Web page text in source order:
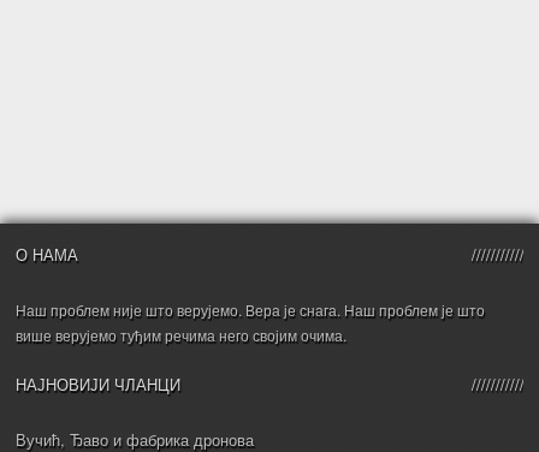
О НАМА
Наш проблем није што верујемо. Вера је снага. Наш проблем је што
више верујемо туђим речима него својим очима.
НАЈНОВИЈИ ЧЛАНЦИ
Вучић, Ђаво и фабрика дронова